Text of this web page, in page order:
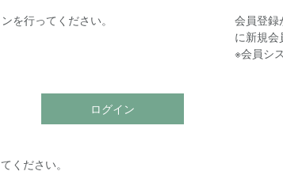
を行ってください。
ログイン
ください。
会員登録
に新規会
※会員シ